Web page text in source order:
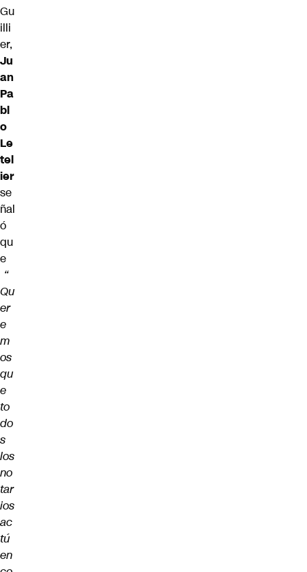
Gu
illi
er,
Ju
an
Pa
bl
o
Le
tel
ier
se
ñal
ó
qu
e
“
Qu
er
e
m
os
qu
e
to
do
s
los
no
tar
ios
ac
tú
en